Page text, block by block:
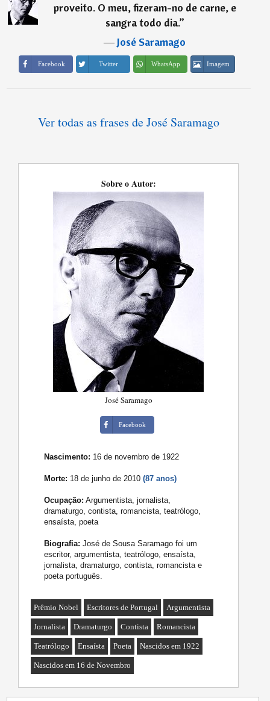
proveito. O meu, fizeram-no de carne, e
sangra todo dia.”
―José Saramago
Facebook Twitter WhatsApp Imagem
Ver todas as frases de José Saramago
Sobre o Autor:
José Saramago
Facebook
Nascimento: 16 de novembro de 1922
Morte: 18 de junho de 2010(87 anos)
Ocupação: Argumentista, jornalista,
dramaturgo, contista, romancista, teatrólogo,
ensaísta, poeta
Biografia: José de Sousa Saramago foi um
escritor, argumentista, teatrólogo, ensaísta,
jornalista, dramaturgo, contista, romancista e
poeta português.
Prêmio Nobel Escritores de Portugal Argumentista
Jornalista Dramaturgo Contista Romancista
Teatrólogo Ensaísta Poeta Nascidos em 1922
Nascidos em 16 de Novembro